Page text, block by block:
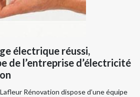
électrique réussi,
de l’entreprise d’électricité
Rénovation dispose d’une équipe